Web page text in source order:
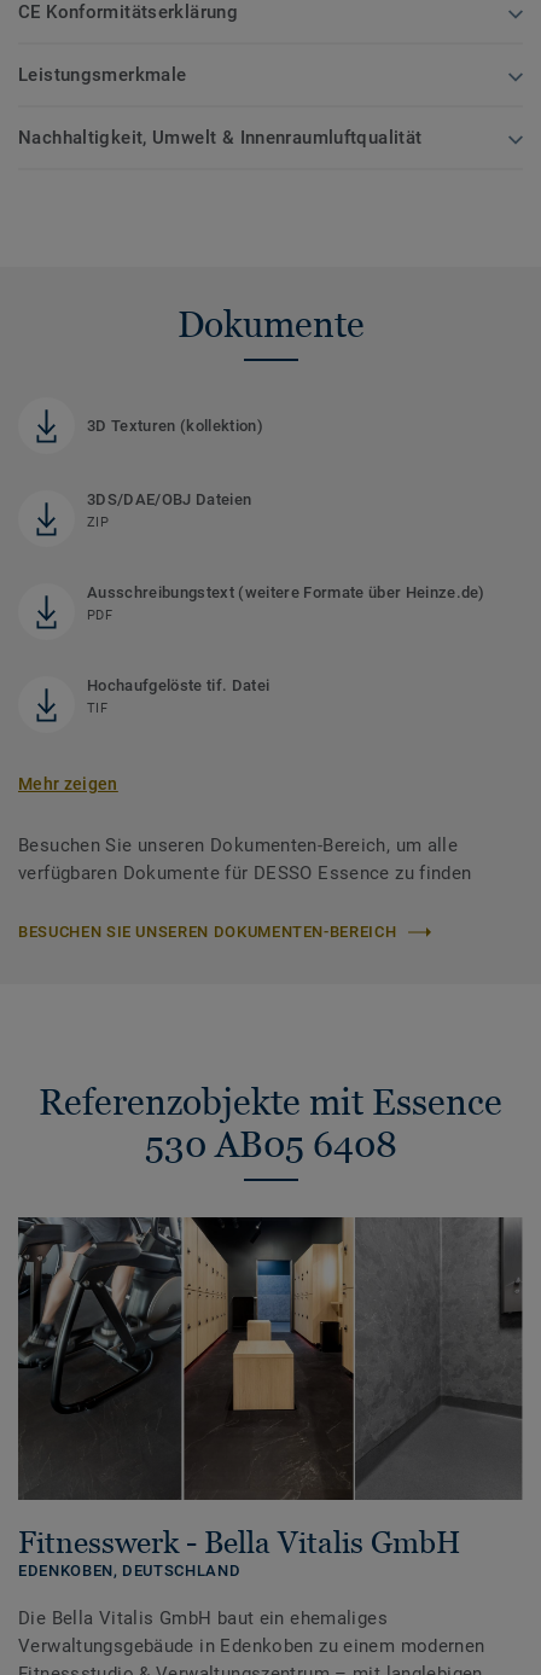
CE Konformitätserklärung
Leistungsmerkmale
Nachhaltigkeit, Umwelt & Innenraumluftqualität
Dokumente
3D Texturen (kollektion)
3DS/DAE/OBJ Dateien
ZIP
Ausschreibungstext (weitere Formate über Heinze.de)
PDF
Hochaufgelöste tif. Datei
TIF
Mehr zeigen
Besuchen Sie unseren Dokumenten-Bereich, um alle
verfügbaren Dokumente für DESSO Essence zu finden
BESUCHEN SIE UNSEREN DOKUMENTEN-BEREICH
Referenzobjekte mit Essence
530 AB05 6408
Fitnesswerk - Bella Vitalis GmbH
EDENKOBEN, DEUTSCHLAND
Die Bella Vitalis GmbH baut ein ehemaliges
Verwaltungsgebäude in Edenkoben zu einem modernen